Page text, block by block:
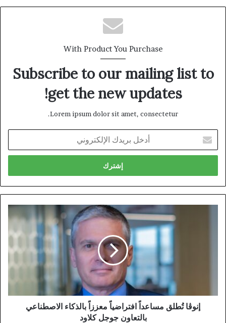
With Product You Purchase
Subscribe to our mailing list to
get the new updates!
Lorem ipsum dolor sit amet, consectetur.
بريدك
الإلكتروني
إنوڤا تُطلق مساعداً افتراضياً معززاً بالذكاء الاصطناعي
بالتعاون جوجل كلاود